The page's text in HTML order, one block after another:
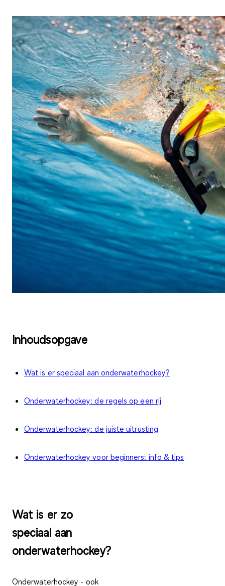
Inhoudsopgave
Wat is er speciaal aan onderwaterhockey?
Onderwaterhockey: de regels op een rij
Onderwaterhockey: de juiste uitrusting
Onderwaterhockey voor beginners: info & tips
Wat is er zo
speciaal aan
onderwaterhockey?
Onderwaterhockey - ook